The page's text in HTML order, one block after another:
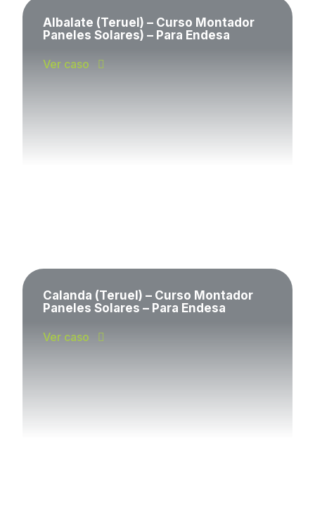
Albalate (Teruel) – Curso Montador
Paneles Solares) – Para Endesa
Ver caso
Calanda (Teruel) – Curso Montador
Paneles Solares – Para Endesa
Ver caso